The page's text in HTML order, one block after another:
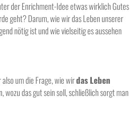
der Enrichment-Idee etwas wirklich Gutes
geht? Darum, wie wir das Leben unserer
nötig ist und wie vielseitig es aussehen
also um die Frage, wie wirdas Leben
wozu das gut sein soll, schließlich sorgt man